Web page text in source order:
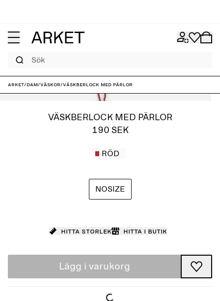
ARKET/Dam/Väskor/Väskberlock med pärlor
VÄSKBERLOCK MED PÄRLOR
190 SEK
RÖD
NOSIZE
Hitta storlek Hitta i butik
Lägg i varukorg